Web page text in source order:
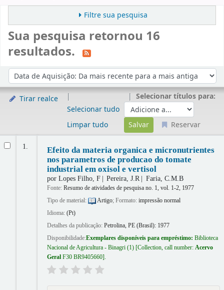
Filtre sua pesquisa
Sua pesquisa retornou 16
resultados.
Ordenar por:
Tirar realce
Selecionar tudo
Limpar tudo
Selecionar títulos para:
Reservar
1.
Efeito da materia organica e micronutrientes
nos parametros de producao do tomate
industrial em oxisol e vertisol
por Lopes Filho, F Pereira, J.R Faria, C.M.B
Fonte: Resumo de atividades de pesquisa no. 1, vol. 1-2, 1977
Tipo de material:
Artigo; Formato: impressão normal
Idioma: (Pt)
Detalhes da publicação: Petrolina, PE (Brasil): 1977
Disponibilidade:Exemplares disponíveis para empréstimo: Biblioteca
Nacional de Agricultura - Binagri(1) Collection, call number: Acervo
Geral F30 BR9405660 .